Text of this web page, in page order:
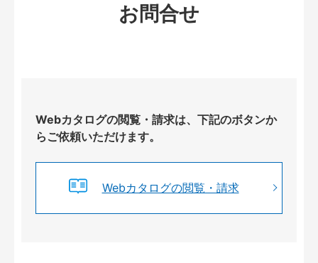
お問合せ
Webカタログの閲覧・請求は、下記のボタンか
らご依頼いただけます。
Webカタログの閲覧・請求